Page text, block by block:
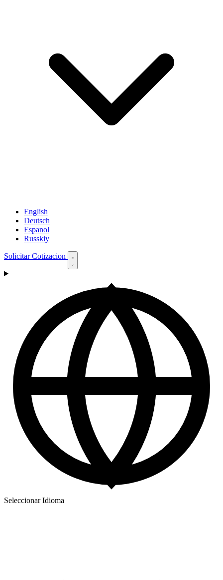
English
Deutsch
Espanol
Russkiy
Solicitar Cotizacion
Seleccionar Idioma